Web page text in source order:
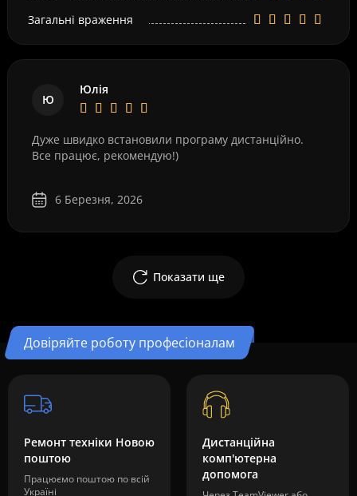
Загальні враження
Ю
Юлія
Дуже швидко встановили програму дистанційно.
Все працює, рекомендую!)
6 Березня, 2026
Показати ще
Довіряйте роботу професіоналам
Ремонт техніки Новою
поштою
Працюємо поштою по всій
Україні
Дистанційна
комп'ютерна
допомога